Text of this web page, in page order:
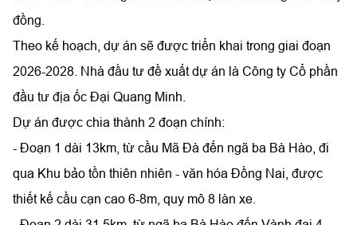
đồng.
Theo kế hoạch, dự án sẽ được triển khai trong giai đoạn
2026-2028. Nhà đầu tư đề xuất dự án là Công ty Cổ phần
đầu tư địa ốc Đại Quang Minh.
Dự án được chia thành 2 đoạn chính:
- Đoạn 1 dài 13km, từ cầu Mã Đà đến ngã ba Bà Hào, đi
qua Khu bảo tồn thiên nhiên - văn hóa Đồng Nai, được
thiết kế cầu cạn cao 6-8m, quy mô 8 làn xe.